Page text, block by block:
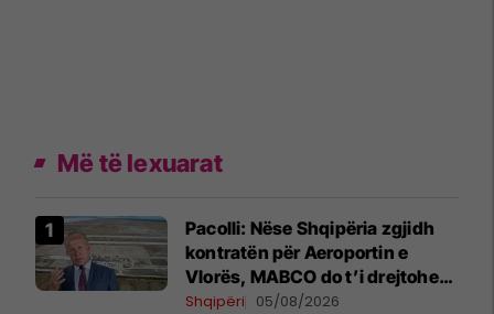
Më të lexuarat
Pacolli: Nëse Shqipëria zgjidh
kontratën për Aeroportin e
Vlorës, MABCO do t’i drejtohet
arbitrazhit ndërkombëtar
Shqipëri 05/08/2026